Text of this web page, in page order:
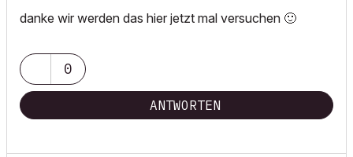
danke wir werden das hier jetzt mal versuchen 🙂
0
ANTWORTEN